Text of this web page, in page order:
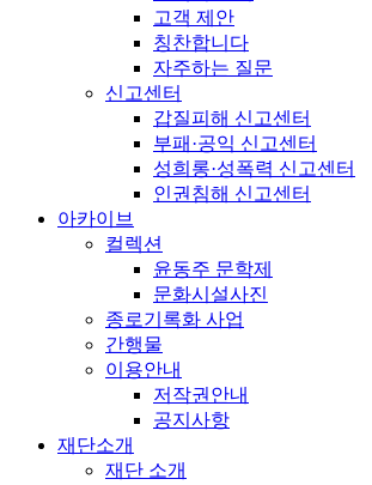
고객 제안
칭찬합니다
자주하는 질문
신고센터
갑질피해 신고센터
부패·공익 신고센터
성희롱·성폭력 신고센터
인권침해 신고센터
아카이브
컬렉션
윤동주 문학제
문화시설사진
종로기록화 사업
간행물
이용안내
저작권안내
공지사항
재단소개
재단 소개